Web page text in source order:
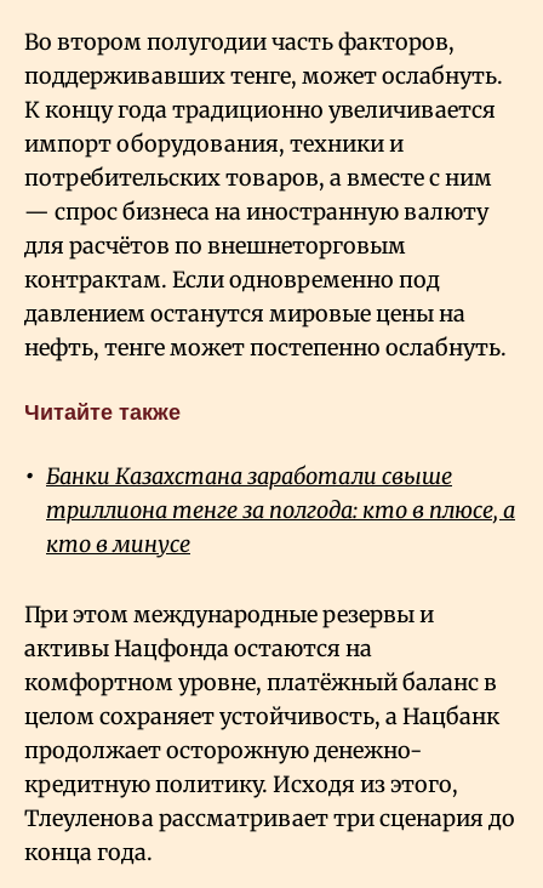
Во втором полугодии часть факторов,
поддерживавших тенге, может ослабнуть.
К концу года традиционно увеличивается
импорт оборудования, техники и
потребительских товаров, а вместе с ним
— спрос бизнеса на иностранную валюту
для расчётов по внешнеторговым
контрактам. Если одновременно под
давлением останутся мировые цены на
нефть, тенге может постепенно ослабнуть.
Читайте также
Банки Казахстана заработали свыше
триллиона тенге за полгода: кто в плюсе, а
кто в минусе
При этом международные резервы и
активы Нацфонда остаются на
комфортном уровне, платёжный баланс в
целом сохраняет устойчивость, а Нацбанк
продолжает осторожную денежно-
кредитную политику. Исходя из этого,
Тлеуленова рассматривает три сценария до
конца года.